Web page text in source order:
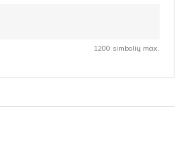
1200 simbolių max.